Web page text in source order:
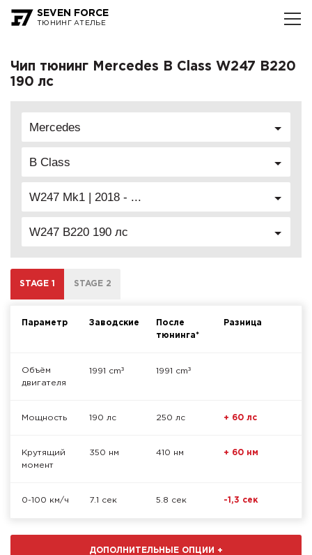
SEVEN FORCE
ТЮНИНГ АТЕЛЬЕ
Чип тюнинг Mercedes B Class W247 B220
190 лс
Mercedes
B Class
W247 Mk1 | 2018 - ...
W247 B220 190 лс
STAGE 1 STAGE 2
Параметр Заводские
После
тюнинга*
Разница
Объём
двигателя
1991 cm³ 1991 cm³
Мощность 190 лс 250 лс + 60 лс
Крутящий
момент
350 нм 410 нм + 60 нм
0-100 км/ч 7.1 сек 5.8 сек -1,3 сек
ДОПОЛНИТЕЛЬНЫЕ ОПЦИИ +